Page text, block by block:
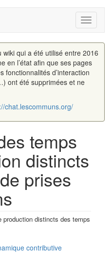
Toggle
qui a été utilisé entre 2016
en l’état afin que ses pages
fonctionnalités d’interaction
ont été supprimées et ne
chat.lescommuns.org/
temps
distincts
prises
production distincts des temps
contributive